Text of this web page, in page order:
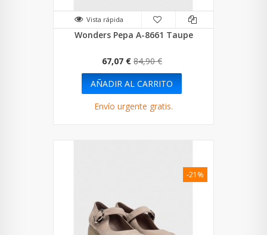
Vista rápida
Wonders Pepa A-8661 Taupe
67,07 € 84,90 €
AÑADIR AL CARRITO
Envío urgente gratis.
-21%